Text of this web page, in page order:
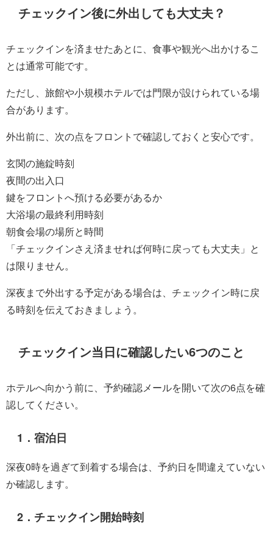
チェックイン後に外出しても大丈夫？
チェックインを済ませたあとに、食事や観光へ出かけるこ
とは通常可能です。
ただし、旅館や小規模ホテルでは門限が設けられている場
合があります。
外出前に、次の点をフロントで確認しておくと安心です。
玄関の施錠時刻
夜間の出入口
鍵をフロントへ預ける必要があるか
大浴場の最終利用時刻
朝食会場の場所と時間
「チェックインさえ済ませれば何時に戻っても大丈夫」と
は限りません。
深夜まで外出する予定がある場合は、チェックイン時に戻
る時刻を伝えておきましょう。
チェックイン当日に確認したい6つのこと
ホテルへ向かう前に、予約確認メールを開いて次の6点を確
認してください。
1．宿泊日
深夜0時を過ぎて到着する場合は、予約日を間違えていない
か確認します。
2．チェックイン開始時刻